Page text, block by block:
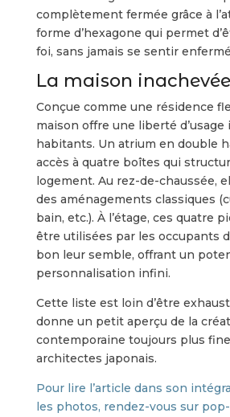
complètement fermée grâce à
forme d’hexagone qui permet
foi, sans jamais se sentir
La maison inachevée
Conçue comme une résidence
maison offre une liberté
habitants. Un atrium en double
accès à quatre boîtes qui
logement. Au rez-de-chaussée,
des aménagements classiques
bain, etc.). À l’étage, ces quatre
être utilisées par les occupants
bon leur semble, offrant un
personnalisation infini.
Cette liste est loin d’être
donne un petit aperçu de la
contemporaine toujours plus
architectes japonais.
Pour lire l’article dans son
les photos, rendez-vous sur